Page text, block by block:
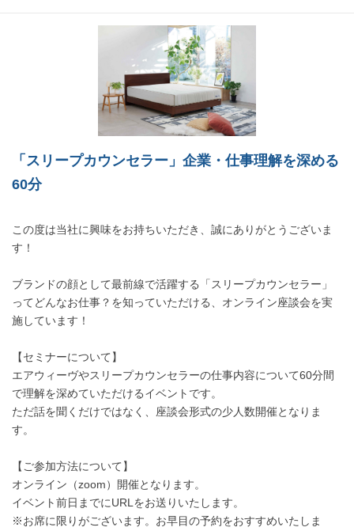
「スリープカウンセラー」企業・仕事理解を深める
60分
この度は当社に興味をお持ちいただき、誠にありがとうございま
す！
ブランドの顔として最前線で活躍する「スリープカウンセラー」
ってどんなお仕事？を知っていただける、オンライン座談会を実
施しています！
【セミナーについて】
エアウィーヴやスリープカウンセラーの仕事内容について60分間
で理解を深めていただけるイベントです。
ただ話を聞くだけではなく、座談会形式の少人数開催となりま
す。
【ご参加方法について】
オンライン（zoom）開催となります。
イベント前日までにURLをお送りいたします。
※お席に限りがございます。お早目の予約をおすすめいたしま